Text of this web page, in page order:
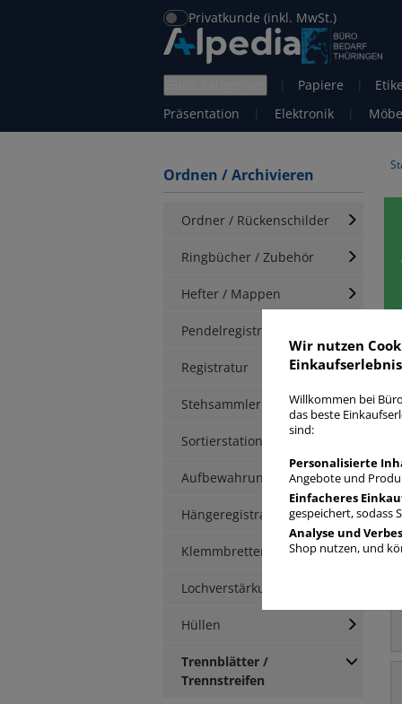
Privatkunde (inkl. MwSt.)
| Papiere |
Präsentation
| Elektronik |
Ordnen / Archivieren
Ordner / Rückenschilder
Ringbücher / Zubehör
Hefter / Mappen
Pendelregistratur
Registratur
Stehsammler
Sortierstationen / Ablagen
Aufbewahrungsbox
Hängeregistratur
Klemmbretter / -mappen
Lochverstärkung
Hüllen
Trennblätter /
Trennstreifen
Wir nutzen
Willkommen bei
das beste
sind:
Personalisierte
Angebote und
Einfacheres
gespeichert, sodass
Analyse und
Shop nutzen, und